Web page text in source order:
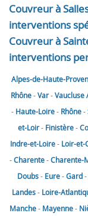
Couvreur à
interventions
Couvreur à
interventions
Alpes-de-Haute-
Rhône-Var-Vaucluse
- Haute-Loire- Rhône-
et-Loir- Finistère-
Indre-et-Loire- Loir-et-
-Charente-Charente-
Doubs- Eure-Gard-
Landes- Loire-
Manche- Mayenne-